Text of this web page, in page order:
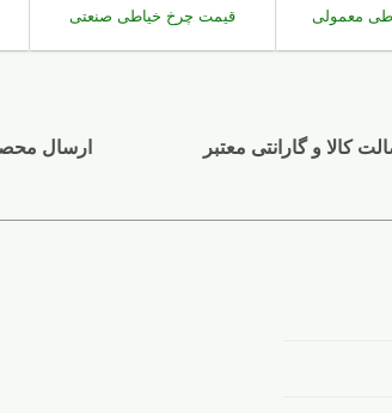
معمولی قیمت چرخ خیاطی صنعتی
کالا و گارانتی معتبر ارسال